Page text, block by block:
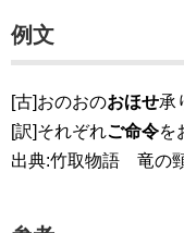
例文
[古]おのおのおほせ承
[訳]それぞれご命令を
出典:竹取物語 竜の